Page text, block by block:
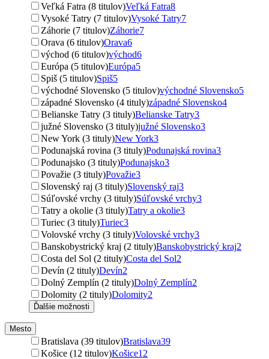
Veľká Fatra (8 titulov)Veľká Fatra8
Vysoké Tatry (7 titulov)Vysoké Tatry7
Záhorie (7 titulov)Záhorie7
Orava (6 titulov)Orava6
východ (6 titulov)východ6
Európa (5 titulov)Európa5
Spiš (5 titulov)Spiš5
východné Slovensko (5 titulov)východné Slovensko5
západné Slovensko (4 tituly)západné Slovensko4
Belianske Tatry (3 tituly)Belianske Tatry3
južné Slovensko (3 tituly)južné Slovensko3
New York (3 tituly)New York3
Podunajská rovina (3 tituly)Podunajská rovina3
Podunajsko (3 tituly)Podunajsko3
Považie (3 tituly)Považie3
Slovenský raj (3 tituly)Slovenský raj3
Súľovské vrchy (3 tituly)Súľovské vrchy3
Tatry a okolie (3 tituly)Tatry a okolie3
Turiec (3 tituly)Turiec3
Volovské vrchy (3 tituly)Volovské vrchy3
Banskobystrický kraj (2 tituly)Banskobystrický kraj2
Costa del Sol (2 tituly)Costa del Sol2
Devín (2 tituly)Devín2
Dolný Zemplín (2 tituly)Dolný Zemplín2
Dolomity (2 tituly)Dolomity2
Ďalšie možnosti
Mesto
Bratislava (39 titulov)Bratislava39
Košice (12 titulov)Košice12